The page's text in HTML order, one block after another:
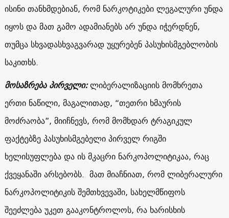
ისინი თანხმდებიან, რომ ნარკოტიკები ლეგალური უნდა
იყოს და მათ გამო ადამიანებს არ უნდა იჭერდნენ,
თუმცა სხვადასხვაგვარად უყურებენ პასუხისმგებლობის
საკითხს.
მოსაზრება პირველი:ლიბერალიზაციის მომხრეთა
ერთი ნაწილი, მაგალითად, “თეთრი ხმაურის
მოძრაობა”, მიიჩნევს, რომ მომხდარ ტრაგიკულ
ფაქტებზე პასუხისმგებელი პირველ რიგში
ხელისუფლება და ის მკაცრი ნარკოპოლიტიკაა, რაც
ქვეყანაში არსებობს. მათ მიაჩნიათ, რომ ლიბერალური
ნარკოპოლიტიკის შემთხვევაში, სახელმწიფოს
შეეძლება უკეთ გააკონტროლოს, რა ხარისხის